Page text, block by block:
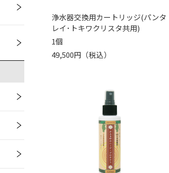
浄水器交換用カートリッジ(パンタ
レイ･トキワクリスタ共用)
1個
49,500円（税込）